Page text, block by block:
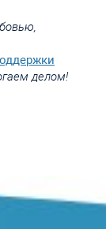
делом!